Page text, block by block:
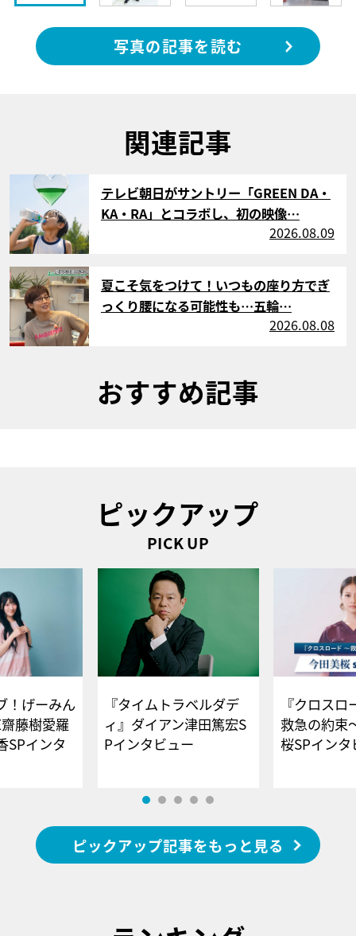
写真の記事を読む
関連記事
テレビ朝日がサントリー「GREEN DA・
KA・RA」とコラボし、初の映像…
2026.08.09
サムネイル
夏こそ気をつけて！いつもの座り方でぎ
っくり腰になる可能性も…五輪…
2026.08.08
おすすめ記事
ピックアップ
PICK UP
！げーみん
藤樹愛羅
SPインタ
『タイムトラベルダデ
ィ』ダイアン津田篤宏S
Pインタビュー
『クロス
救急の約束
桜SPイ
ピックアップ記事をもっと見る